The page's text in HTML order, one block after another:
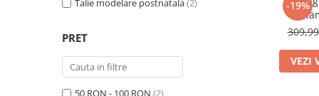
Talie modelare postnatala(2)
PRET
50 RON - 100 RON (2)
-19%
VEZI